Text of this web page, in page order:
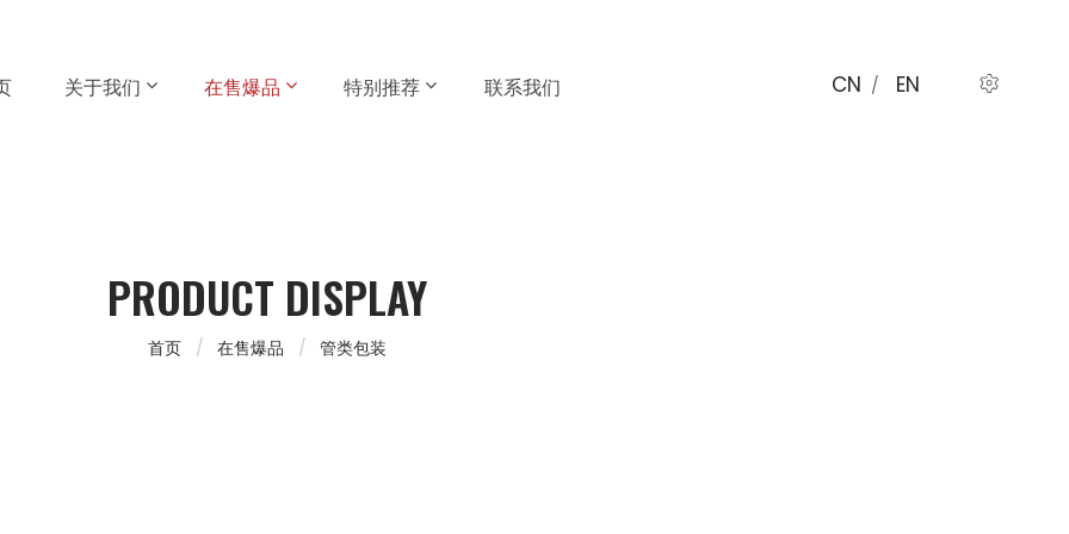
关于我们 在售爆品 特别推荐 联系我们 CN / EN
PRODUCT DISPLAY
首页 在售爆品 管类包装